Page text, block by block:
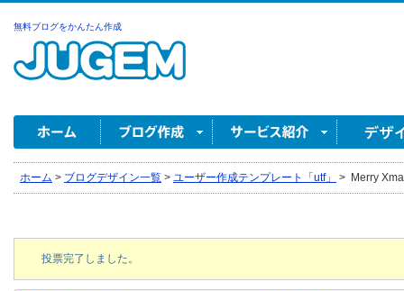
無料ブログをかんたん作成
ホーム > ブログデザイン一覧 > ユーザー作成テンプレート「utf」 > Merry
投票完了しました。